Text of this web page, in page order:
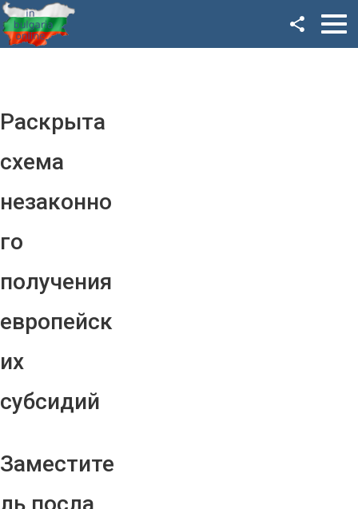
Раскрыта
схема
незаконно
го
получения
европейск
их
субсидий
Заместите